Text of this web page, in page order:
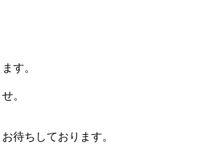
す。
。
待ちしております。